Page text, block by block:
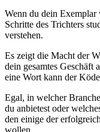
Wenn du dein Exemplar
Schritte des Trichters
verstehen.
Es zeigt die Macht der
dein gesamtes Geschäft
eine Wort kann der
Egal, in welcher
du anbietest oder
den einige der
wollen.